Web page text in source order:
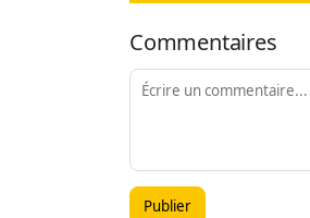
Commentaires
Publier